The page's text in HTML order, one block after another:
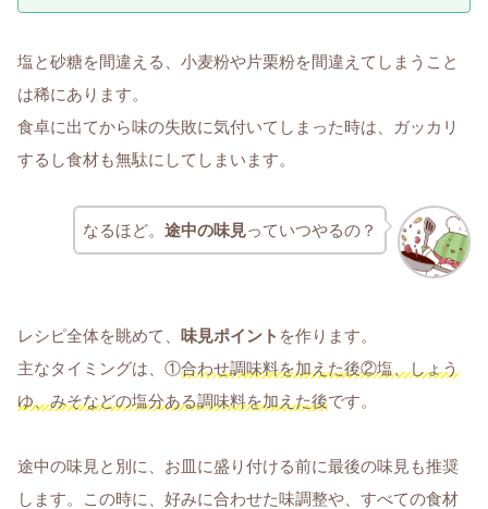
塩と砂糖を間違える、小麦粉や片栗粉を間違えてしまうこと
は稀にあります。
食卓に出てから味の失敗に気付いてしまった時は、ガッカリ
するし食材も無駄にしてしまいます。
なるほど。途中の味見っていつやるの？
レシピ全体を眺めて、 味見ポイント を作ります。
主なタイミングは、①合わせ調味料を加えた後②塩、しょう
ゆ、みそなどの塩分ある調味料を加えた後です。
途中の味見と別に、お皿に盛り付ける前に最後の味見も推奨
します。この時に、好みに合わせた味調整や、すべての食材